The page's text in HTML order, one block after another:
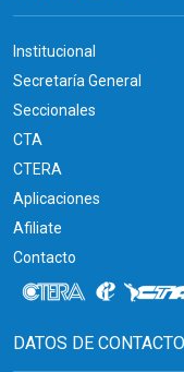
Institucional
Secretaría General
Seccionales
CTA
CTERA
Aplicaciones
Afiliate
Contacto
DATOS DE CONTACTO